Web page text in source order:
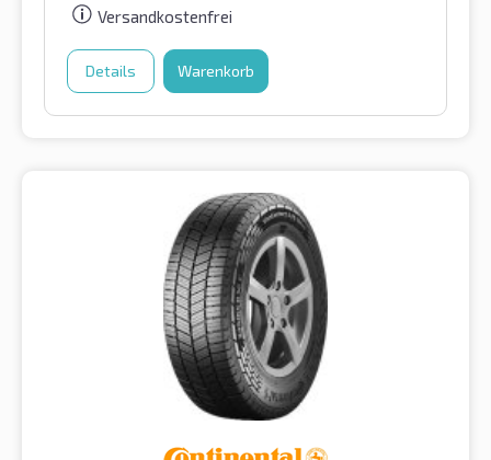
Versandkostenfrei
Details Warenkorb